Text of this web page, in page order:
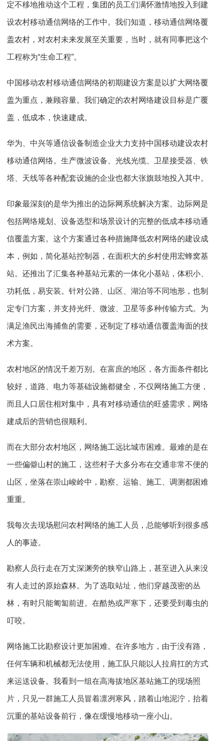
定不移地推动这个工程，集团的员工们满怀激情地投入到建
设农村移动通信网络的工作中。我们知道，移动通信网络覆
盖农村，对农村未来发展至关重要，当时，就有同事把这个
工程称为“生命工程”。
中国移动农村移动通信网络的初期建设方案是以扩大网络覆
盖为重点，兼顾容量。我们确定的农村网络建设目标是广覆
盖，低成本，快速建成。
华为、中兴等通信设备制造企业大力支持中国移动建设农村
移动通信网络。生产微波设备、光线光缆、卫星接受器、铁
塔、天线等各种配套设施的企业也都大张旗鼓地投入其中。
印象最深刻的是华为推出的边际网系统解决方案。边际网是
包括网络规划、设备选型和场景设计的完整的低成本移动通
信覆盖方案。这个方案通过各种措施降低农村网络的建设成
本，例如，简化基站控制器，在面积大的乡村使用宏蜂窝基
站。还推出了汇集各种基站元素的一体化小基站，体积小、
功耗低，易安装。针对公路、山区、湖泊等不同地形，也制
定专门方案，并支持光纤、微波、卫星等多种传输方式。为
满足渔民出海捕鱼的需要，还制定了移动通信覆盖海面的技
术方案。
农村地区的情况千差万别。在富庶的地区，各方面条件都比
较好，道路、电力等基础设施都健全，不仅网络施工方便，
而且人口居住相对集中，具有对移动通信的旺盛需求，网络
建成后的营销也很顺利。
而在大部分农村地区，网络施工远比城市困难。最难的是在
一些偏僻山村的施工，这些村子大多分布在交通非常不便的
山区，坐落在崇山峻岭中，勘察、运输、施工、调测都困难
重重。
我每次去现场慰问农村网络的施工人员，总能够听到很多感
人的事迹。
勘察人员行走在万丈深渊旁的狭窄山路上，甚至进入从来没
有人走过的原始森林。为了选取站址，他们穿越茂密的丛
林，有时只能匍匐前进。在酷热或严寒下，还要受到毒虫的
叮咬。
网络施工比勘察设计更加困难。在许多地方，由于没有路，
任何车辆和机械都无法使用，施工队只能以人拉肩扛的方式
来运送设备。我看到一组在高海拔地区基站施工的现场照
片，只见一群施工人员冒着凛冽寒风，踏着山地泥泞，抬着
沉重的基站设备前行，像在缓慢地移动一座小山。